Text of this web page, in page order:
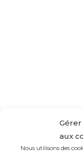
aux
Nous utilisons des
SHAMPOING
Redonne